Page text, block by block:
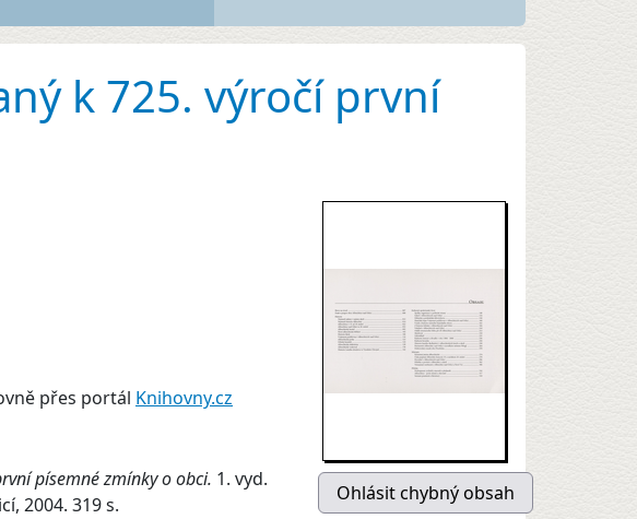
k 725. výročí první
přes portál Knihovny.cz
písemné zmínky o obci. 1. vyd.
2004. 319 s.